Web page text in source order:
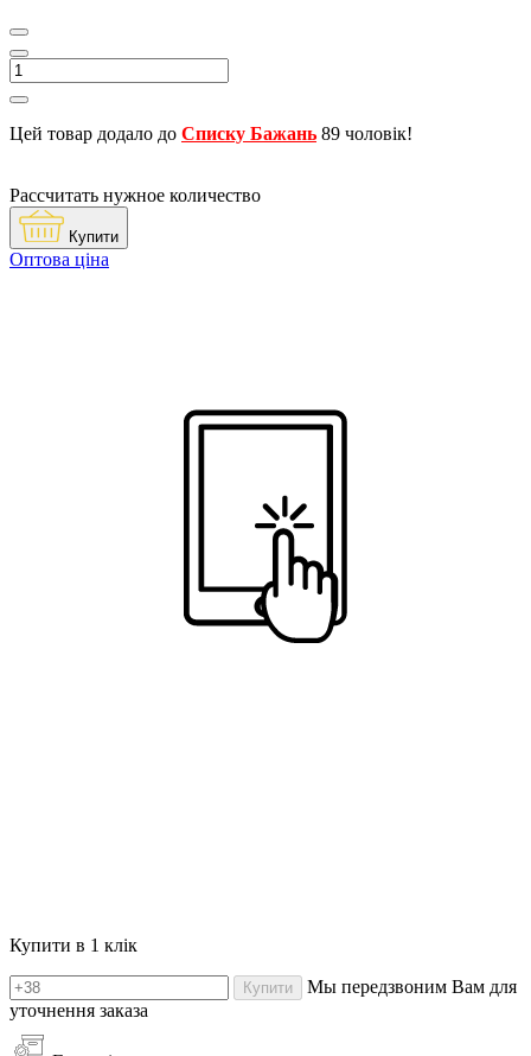
Цей товар додало до Списку Бажань 89 чоловік!
Рассчитать нужное количество
Купити
Оптова ціна
Купити в 1 клік
Купити
Мы передзвоним Вам для
уточнення заказа